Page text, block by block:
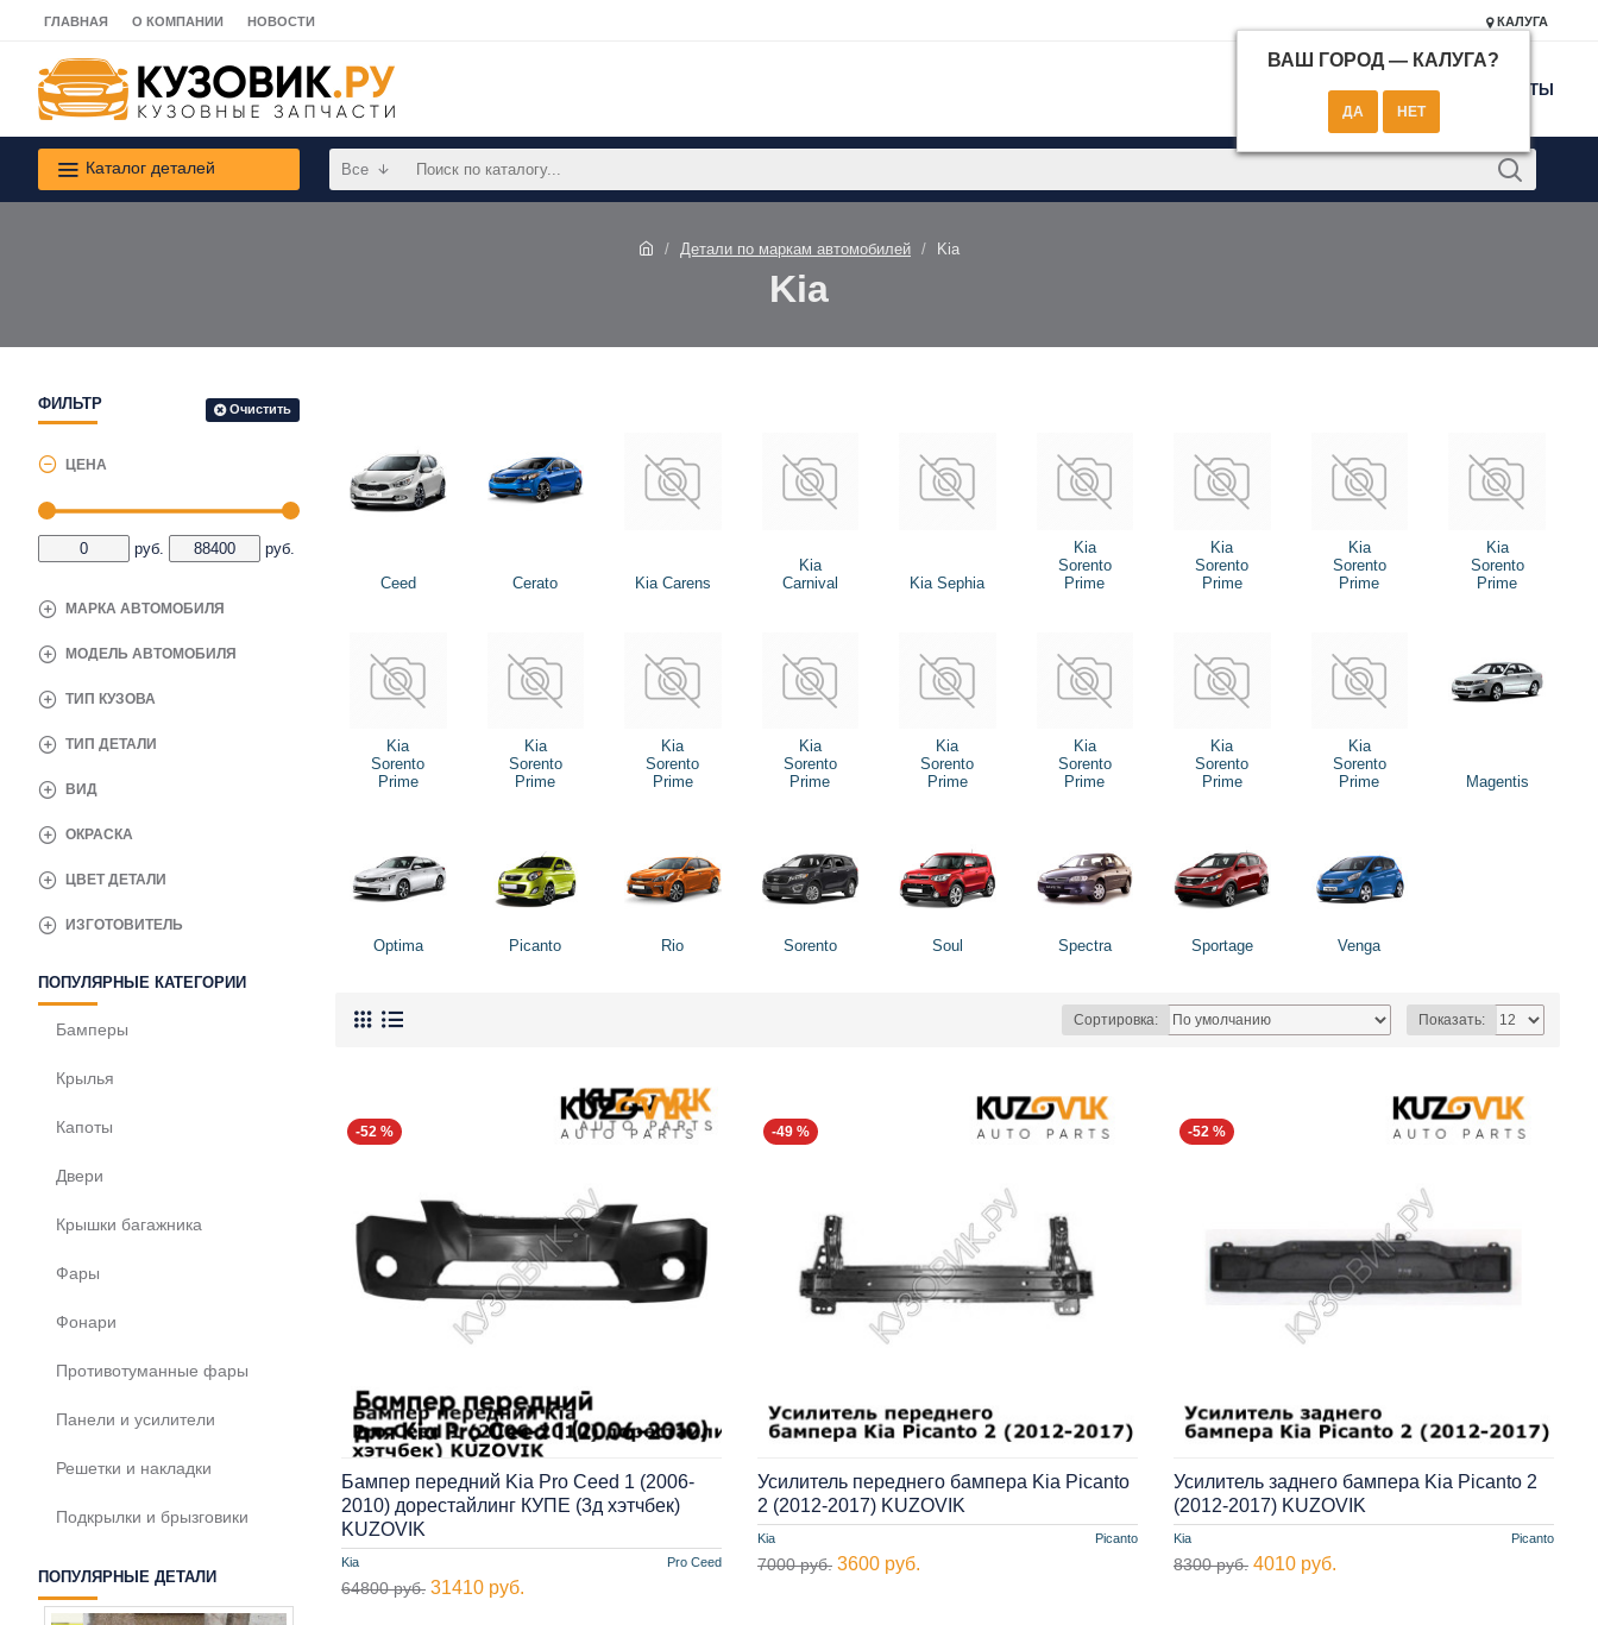
ГЛАВНАЯ О КОМПАНИИ НОВОСТИ КАЛУГА
ВАШ ГОРОД — КАЛУГА?
КОНТАКТЫ
Каталог деталей Все
Детали по маркам автомобилей Kia
Kia
ФИЛЬТР Очистить
ЦЕНА
руб. руб.
МАРКА АВТОМОБИЛЯ
ВИД
ИЗГОТОВИТЕЛЬ
МОДЕЛЬ АВТОМОБИЛЯ
ОКРАСКА
ТИП ДЕТАЛИ
ТИП КУЗОВА
ЦВЕТ ДЕТАЛИ
ПОПУЛЯРНЫЕ КАТЕГОРИИ
Бамперы
Крылья
Капоты
Двери
Крышки багажника
Фары
Фонари
Противотуманные фары
Панели и усилители
Решетки и накладки
Подкрылки и брызговики
ПОПУЛЯРНЫЕ ДЕТАЛИ
Ceed Cerato Kia Carens
Kia
Carnival
Kia Sephia
Kia
Sorento
Prime
Kia
Sorento
Prime
Kia
Sorento
Prime
Kia
Sorento
Prime
Kia
Sorento
Prime
Kia
Sorento
Prime
Kia
Sorento
Prime
Kia
Sorento
Prime
Kia
Sorento
Prime
Kia
Sorento
Prime
Kia
Sorento
Prime
Kia
Sorento
Prime
Magentis
Optima Picanto Rio Sorento Soul Spectra Sportage Venga
Сортировка: Показать:
-52 %
Kia Pro Ceed
Бампер передний Kia Pro Ceed 1 (2006-
2010) дорестайлинг КУПЕ (3д хэтчбек)
KUZOVIK
64800 руб. 31410 руб.
-49 %
Kia Picanto
Усилитель переднего бампера Kia Picanto
2 (2012-2017) KUZOVIK
7000 руб. 3600 руб.
-52 %
Kia Picanto
Усилитель заднего бампера Kia Picanto 2
(2012-2017) KUZOVIK
8300 руб. 4010 руб.